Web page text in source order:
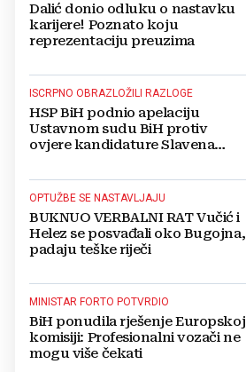
Dalić donio odluku o nastavku
karijere! Poznato koju
reprezentaciju preuzima
ISCRPNO OBRAZLOŽILI RAZLOGE
HSP BiH podnio apelaciju
Ustavnom sudu BiH protiv
ovjere kandidature Slavena
OPTUŽBE SE NASTAVLJAJU
BUKNUO VERBALNI RAT Vučić i
Helez se posvađali oko Bugojna,
padaju teške riječi
MINISTAR FORTO POTVRDIO
BiH ponudila rješenje Europskoj
komisiji: Profesionalni vozači ne
mogu više čekati